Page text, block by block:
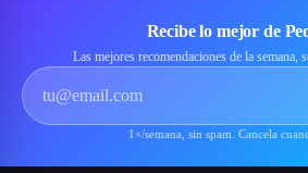
Recibe lo mejor de
Las mejores recomendaciones de la semana,
1×/semana, sin spam. Cancela